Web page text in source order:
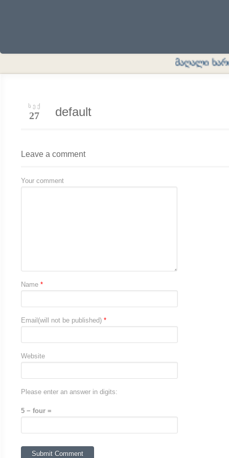
მაღალი
ᲡᲔᲥ
27 default
Leave a comment
Your comment
Name *
Email(will not be published) *
Website
Please enter an answer in digits:
5 − four =